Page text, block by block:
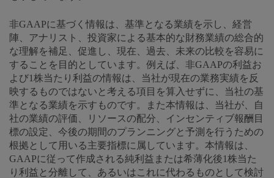
非GAAPに基づく情報は、基準となる業績を示し、経営
陣、アナリスト、投資家による基本的な財務業績の総合的
な理解を補足、促進し、現在、過去、未来の比較を容易に
することを目的としています。例えば、非GAAPの利益お
よび1株当たり利益の情報は、当社が現在の業務実績を反
映するものではないと考える項目を算入せずに、当社の基
準となる業績を示すものです。また本情報は、当社が、自
社の業績の評価、リソースの配分、インセンティブ報酬目
標の設定、今後の期間のプランニングと予測を行うための
根拠として用いる主要指標に属しています。本情報は、
GAAPに従って作成される純利益または希薄化後1株当た
り利益と分離して、あるいはこれに代わるものとして検討